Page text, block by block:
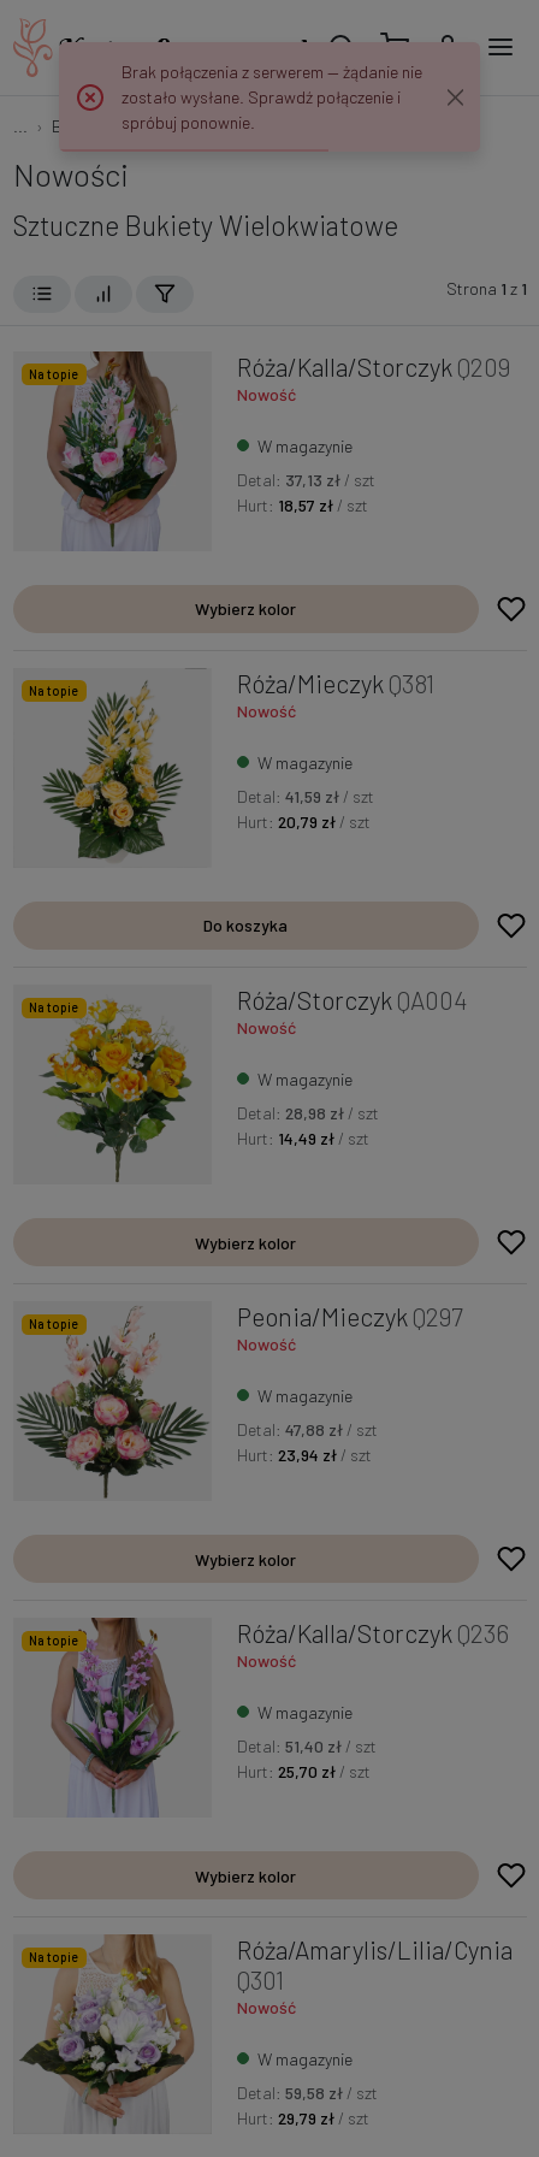
Bukiety Wielokwiatowe
Nowości
Sztuczne Bukiety Wielokwiatowe
Strona 1 z 1
Na topie Róża/Kalla/Storczyk Q209
Nowość
W magazynie
Detal: 37,13 zł / szt
Hurt: 18,57 zł / szt
Wybierz kolor
Na topie Róża/Mieczyk Q381
Nowość
W magazynie
Detal: 41,59 zł / szt
Hurt:20,79 zł / szt
Do koszyka
Na topie Róża/Storczyk QA004
Nowość
W magazynie
Detal: 28,98 zł / szt
Hurt: 14,49 zł / szt
Wybierz kolor
Na topie Peonia/Mieczyk Q297
Nowość
W magazynie
Detal: 47,88 zł / szt
Hurt:23,94 zł / szt
Wybierz kolor
Na topie Róża/Kalla/Storczyk Q236
Nowość
W magazynie
Detal: 51,40 zł / szt
Hurt:25,70 zł / szt
Wybierz kolor
Na topie
Róża/Amarylis/Lilia/Cynia
Q301
Nowość
W magazynie
Detal: 59,58 zł / szt
Hurt:29,79 zł / szt
Brak połączenia z serwerem — żądanie nie
zostało wysłane. Sprawdź połączenie i
spróbuj ponownie.